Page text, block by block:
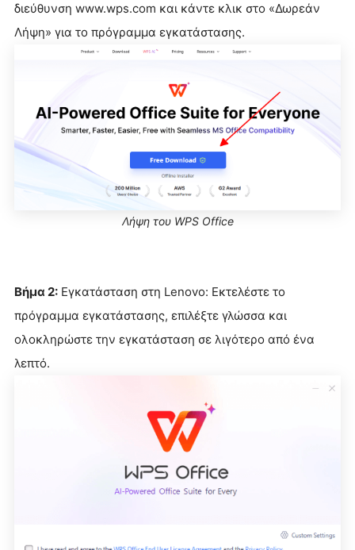
διεύθυνση www.wps.com και κάντε κλικ στο «Δωρεάν
Λήψη» για το πρόγραμμα εγκατάστασης.
Λήψη του WPS Office
Βήμα 2: Εγκατάσταση στη Lenovo: Εκτελέστε το
πρόγραμμα εγκατάστασης, επιλέξτε γλώσσα και
ολοκληρώστε την εγκατάσταση σε λιγότερο από ένα
λεπτό.